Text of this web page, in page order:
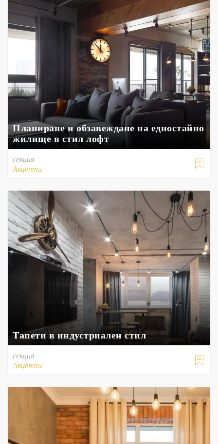
Планиране и обзавеждане на едностайно
жилище в стил лофт

секция
Акценти
Тапети в индустриален стил

секция
Акценти